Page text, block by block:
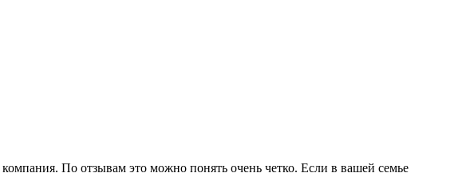
компания. По отзывам это можно понять очень четко. Если в вашей семье